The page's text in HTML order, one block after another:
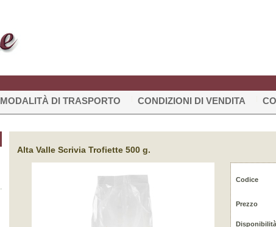
MODALITÀ DI TRASPORTO CONDIZIONI DI VENDITA
Alta Valle Scrivia Trofiette 500 g.
Codice
Prezzo
Disponibilità